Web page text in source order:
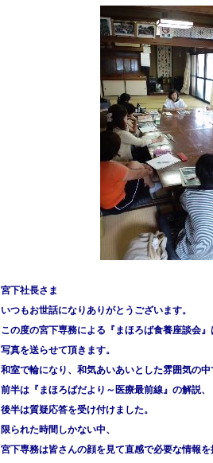
宮下社長さま
いつもお世話になりありがとうございます。
この度の宮下専務による『まほろば食養座談会
写真を送らせて頂きます。
和室で輪になり、和気あいあいとした雰囲気の中
前半は『まほろばだより～医療最前線』の解説、
後半は質疑応答を受け付けました。
限られた時間しかない中、
宮下専務は皆さんの顔を見て直感で必要な情報を